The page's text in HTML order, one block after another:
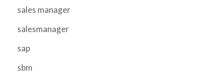
sales manager
salesmanager
sap
sbm